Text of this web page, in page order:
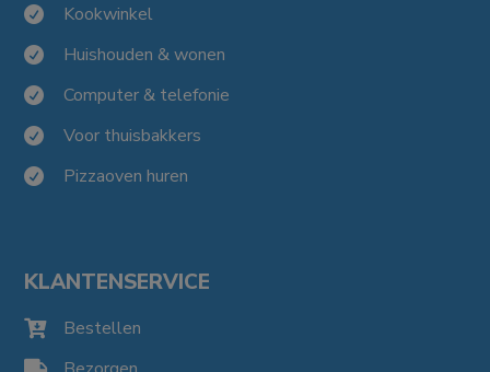
 Kookwinkel
 Huishouden & wonen
 Computer & telefonie
 Voor thuisbakkers
 Pizzaoven huren
KLANTENSERVICE
 Bestellen